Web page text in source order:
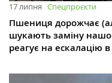
17 липня Спецпроєкти
Пшениця дорожчає
шукають заміну
реагує на ескалацію